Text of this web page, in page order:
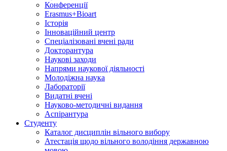
Конференції
Erasmus+Bioart
Історія
Інноваційний центр
Спеціалізовані вчені ради
Докторантура
Наукові заходи
Напрями наукової діяльності
Молодіжна наука
Лабораторії
Видатні вчені
Науково-методичні видання
Аспірантура
Студенту
Каталог дисциплін вільного вибору
Атестація щодо вільного володіння державною